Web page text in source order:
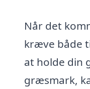
Når det
kræve både
at holde din
græsmark,